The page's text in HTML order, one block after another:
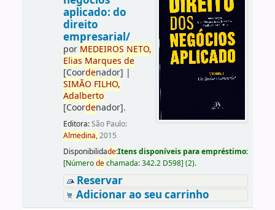
aplicado: do
direito
empresarial/
por MEDEIROS NETO,
Elias Marques de
[Coordenador] |
SIMÃO FILHO,
Adalberto
[Coordenador].
Editora:São Paulo:
Almedina,2015
Disponibilidade:Itens disponíveis para empréstimo:
[Númerodechamada:342.2 D598] (2).
Reservar
Adicionar ao seu carrinho